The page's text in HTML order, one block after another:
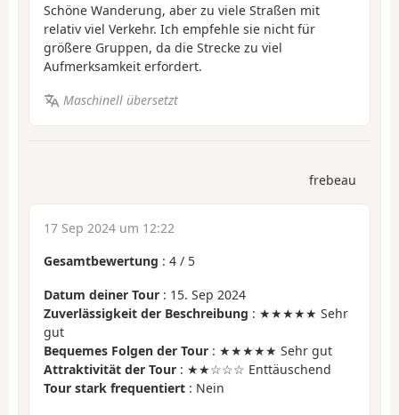
Schöne Wanderung, aber zu viele Straßen mit
relativ viel Verkehr. Ich empfehle sie nicht für
größere Gruppen, da die Strecke zu viel
Aufmerksamkeit erfordert.
Maschinell übersetzt
frebeau
17 Sep 2024 um 12:22
Gesamtbewertung : 4 / 5
Datum deiner Tour : 15. Sep 2024
Zuverlässigkeit der Beschreibung : ★★★★★ Sehr
gut
Bequemes Folgen der Tour : ★★★★★ Sehr gut
Attraktivität der Tour : ★★☆☆☆ Enttäuschend
Tour stark frequentiert : Nein